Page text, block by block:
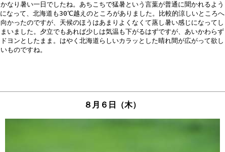
かなり暑い一日でしたね。あちこちで猛暑という言葉が普通に聞かれるよう
になって、北海道も30℃越えのところがありました。比較的涼しいところへ
向かったのですが、天候のほうはあまりよくなくて蒸し暑い感じになってし
まいました。夕立でもあれば少しは気温も下がるはずですが、あいかわらず
ドヨンとしたまま。はやく北海道らしいカラッとした晴れ間が広がって欲し
８月６日（木）